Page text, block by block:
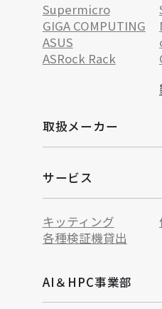
Supermicro
GIGA COMPUTING
ASUS
ASRock Rack
取扱メーカー
サービス
キッティング
各種検証機貸出
AI＆HPC事業部